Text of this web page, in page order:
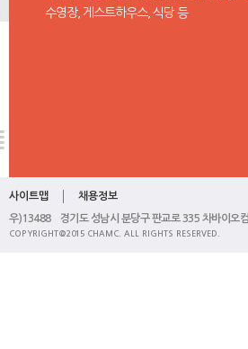
수영장, 게스트하우스, 식당 등
사이트맵 채용정보
우)13488 경기도 성남시 분당구 판교로 335 차바이
COPYRIGHT@2015 CHAMC. ALL RIGHTS RESERVED.